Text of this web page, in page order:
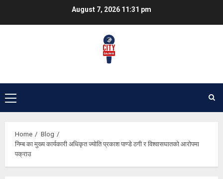
August 7, 2026 11:31 pm
Primary
Menu
Home
Blog
निम्ब का मुख्य कार्यकारी अधिकृत ज्योति प्रकाश पाण्डे ठगी र विश्वासघातको आरोपमा
पक्राउ